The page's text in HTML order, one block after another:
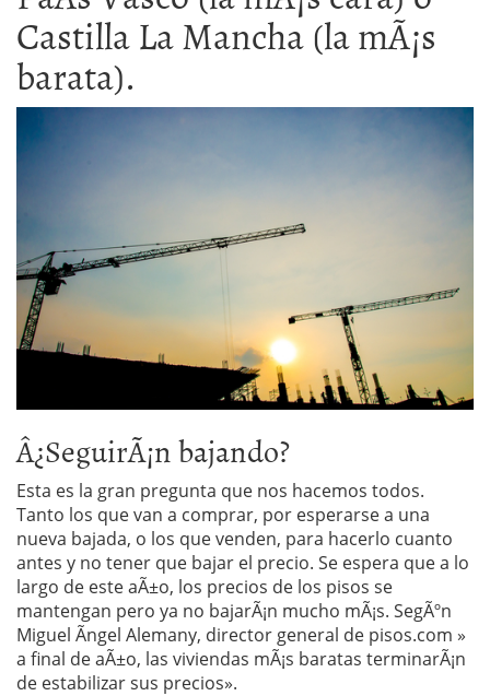
Castilla La Mancha (la mÃ¡s
barata).
Â¿SeguirÃ¡n bajando?
Esta es la gran pregunta que nos hacemos todos.
Tanto los que van a comprar, por esperarse a una
nueva bajada, o los que venden, para hacerlo cuanto
antes y no tener que bajar el precio. Se espera que a lo
largo de este aÃ±o, los precios de los pisos se
mantengan pero ya no bajarÃ¡n mucho mÃ¡s. SegÃºn
Miguel Ãngel Alemany, director general de pisos.com »
a final de aÃ±o, las viviendas mÃ¡s baratas terminarÃ¡n
de estabilizar sus precios».